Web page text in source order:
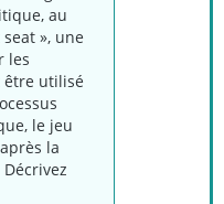
au
», une
les
être utilisé
le jeu
la